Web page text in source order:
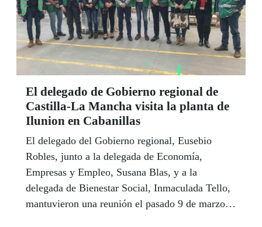
El delegado de Gobierno regional de
Castilla-La Mancha visita la planta de
Ilunion en Cabanillas
El delegado del Gobierno regional, Eusebio
Robles, junto a la delegada de Economía,
Empresas y Empleo, Susana Blas, y a la
delegada de Bienestar Social, Inmaculada Tello,
mantuvieron una reunión el pasado 9 de marzo